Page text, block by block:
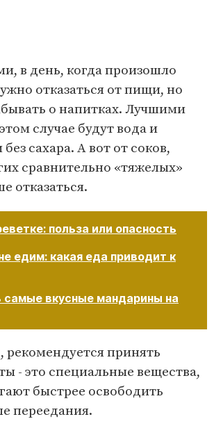
в день, когда произошло
отказаться от пищи, но
о напитках. Лучшими
случае будут вода и
сахара. А вот от соков,
сравнительно «тяжелых»
отказаться.
польза или опасность
едим: какая еда приводит к
самые вкусные мандарины на
принять
- это специальные вещества,
быстрее освободить
переедания.